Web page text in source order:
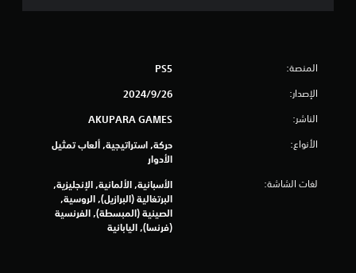
المنصة: PS5
الإصدار: 26‏/9‏/2024
الناشر: AKUPARA GAMES
الأنواع:
حركة, استراتيجية, ألعاب تمثيل
الأدوار
لغات الشاشة:
الأسبانية, الألمانية, الإنجليزية,
البرتغالية (البرازيل), الروسية,
الصينية (المبسطة), الفرنسية
(فرنسا), اليابانية